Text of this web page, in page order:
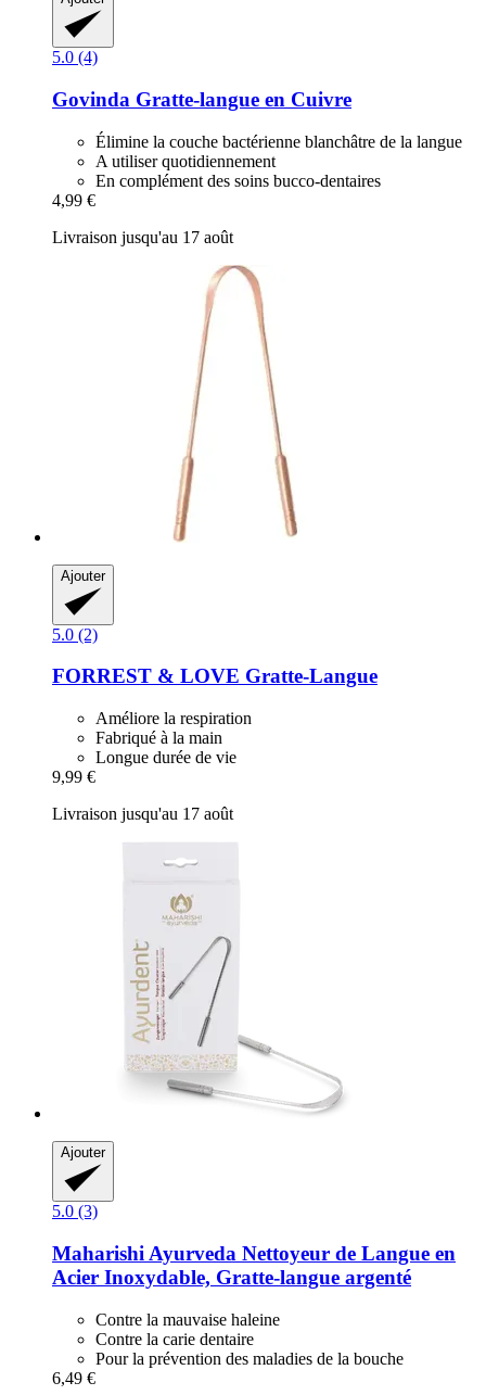
5.0 (4)
Govinda Gratte-​langue en Cuivre
Élimine la couche bactérienne blanchâtre de la langue
A utiliser quotidiennement
En complément des soins bucco-dentaires
4,99 €
Livraison jusqu'au 17 août
Ajouter
5.0 (2)
FORREST & LOVE Gratte-​Langue
Améliore la respiration
Fabriqué à la main
Longue durée de vie
9,99 €
Livraison jusqu'au 17 août
Ajouter
5.0 (3)
Maharishi Ayurveda Nettoyeur de Langue en
Acier Inoxydable, Gratte-​langue argenté
Contre la mauvaise haleine
Contre la carie dentaire
Pour la prévention des maladies de la bouche
6,49 €